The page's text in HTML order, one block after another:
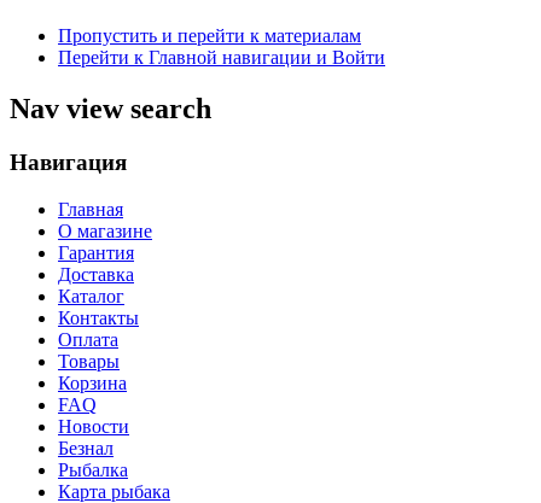
Пропустить и перейти к материалам
Перейти к Главной навигации и Войти
Nav view search
Навигация
Главная
О магазине
Гарантия
Доставка
Каталог
Контакты
Оплата
Товары
Корзина
FAQ
Новости
Безнал
Рыбалка
Карта рыбака